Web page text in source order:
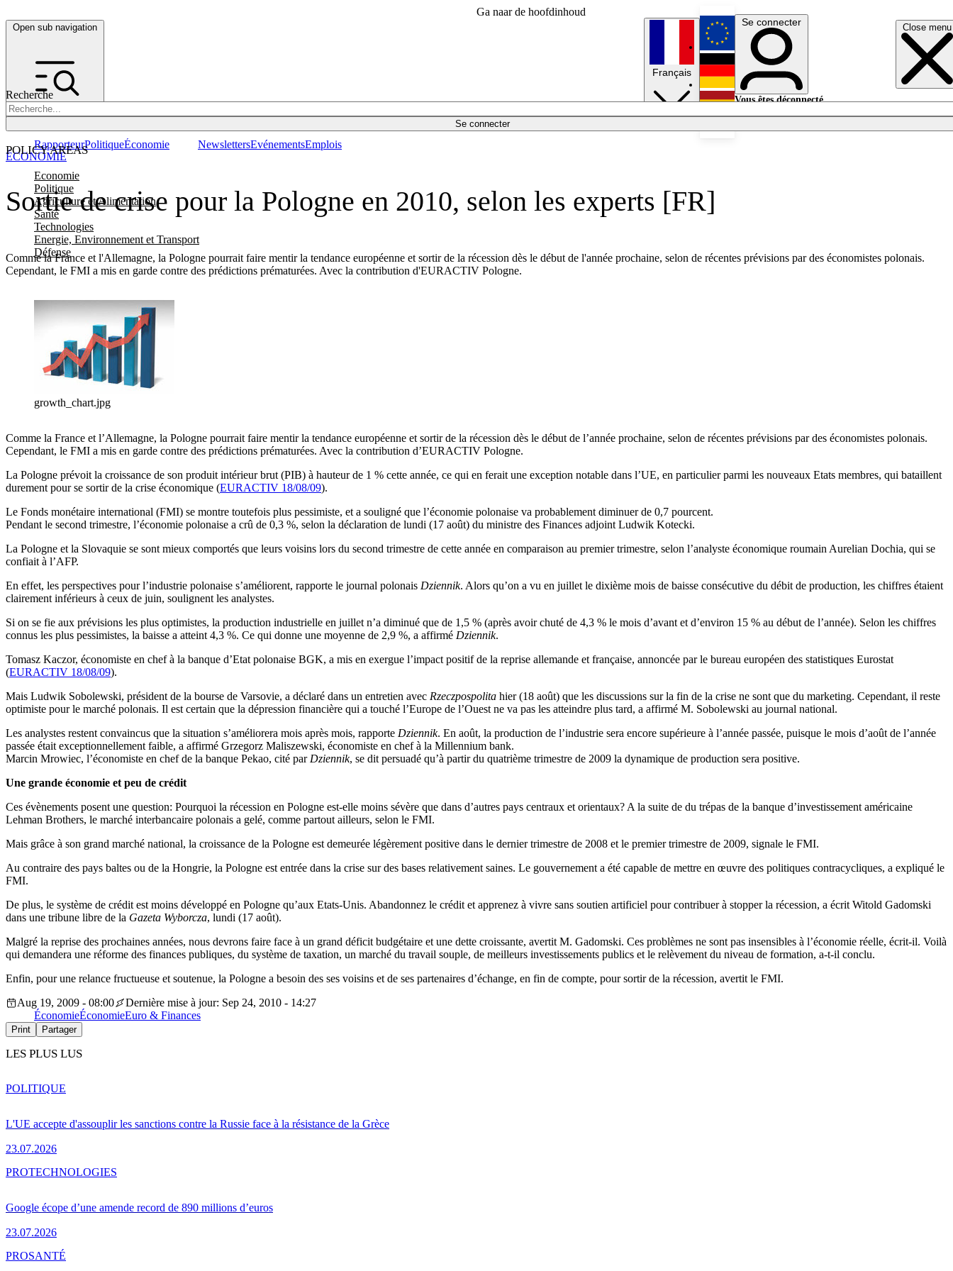
Ga naar de hoofdinhoud
Open sub navigation Close menu
Recherche
Se connecter
POLICY AREAS
Economie
Politique
Agriculture et Alimentation
Santé
Technologies
Energie, Environnement et Transport
Défense
RapporteurPolitiqueÉconomie NewslettersEvénementsEmplois
Français
English
Deutsch
Se connecter
Vous êtes déconnecté.
Sortie de crise pour la Pologne en 2010, selon les experts [FR]
Comme la France et l'Allemagne, la Pologne pourrait faire mentir la tendance européenne et sortir de la récession dès le début de l'année prochaine, selon de récentes prévisions par des économistes polonais.
Cependant, le FMI a mis en garde contre des prédictions prématurées. Avec la contribution d'EURACTIV Pologne.
ÉCONOMIE
growth_chart.jpg
Comme la France et l’Allemagne, la Pologne pourrait faire mentir la tendance européenne et sortir de la récession dès le début de l’année prochaine, selon de récentes prévisions par des économistes polonais.
Cependant, le FMI a mis en garde contre des prédictions prématurées. Avec la contribution d’EURACTIV Pologne.
La Pologne prévoit la croissance de son produit intérieur brut (PIB) à hauteur de 1 % cette année, ce qui en ferait une exception notable dans l’UE, en particulier parmi les nouveaux Etats membres, qui bataillent
durement pour se sortir de la crise économique (EURACTIV 18/08/09).
Le Fonds monétaire international (FMI) se montre toutefois plus pessimiste, et a souligné que l’économie polonaise va probablement diminuer de 0,7 pourcent.
Pendant le second trimestre, l’économie polonaise a crû de 0,3 %, selon la déclaration de lundi (17 août) du ministre des Finances adjoint Ludwik Kotecki.
La Pologne et la Slovaquie se sont mieux comportés que leurs voisins lors du second trimestre de cette année en comparaison au premier trimestre, selon l’analyste économique roumain Aurelian Dochia, qui se
confiait à l’AFP.
En effet, les perspectives pour l’industrie polonaise s’améliorent, rapporte le journal polonais Dziennik. Alors qu’on a vu en juillet le dixième mois de baisse consécutive du débit de production, les chiffres étaient
clairement inférieurs à ceux de juin, soulignent les analystes.
Si on se fie aux prévisions les plus optimistes, la production industrielle en juillet n’a diminué que de 1,5 % (après avoir chuté de 4,3 % le mois d’avant et d’environ 15 % au début de l’année). Selon les chiffres
connus les plus pessimistes, la baisse a atteint 4,3 %. Ce qui donne une moyenne de 2,9 %, a affirmé Dziennik.
Tomasz Kaczor, économiste en chef à la banque d’Etat polonaise BGK, a mis en exergue l’impact positif de la reprise allemande et française, annoncée par le bureau européen des statistiques Eurostat
(EURACTIV 18/08/09).
Mais Ludwik Sobolewski, président de la bourse de Varsovie, a déclaré dans un entretien avec Rzeczpospolita hier (18 août) que les discussions sur la fin de la crise ne sont que du marketing. Cependant, il reste
optimiste pour le marché polonais. Il est certain que la dépression financière qui a touché l’Europe de l’Ouest ne va pas les atteindre plus tard, a affirmé M. Sobolewski au journal national.
Les analystes restent convaincus que la situation s’améliorera mois après mois, rapporte Dziennik. En août, la production de l’industrie sera encore supérieure à l’année passée, puisque le mois d’août de l’année
passée était exceptionnellement faible, a affirmé Grzegorz Maliszewski, économiste en chef à la Millennium bank.
Marcin Mrowiec, l’économiste en chef de la banque Pekao, cité par Dziennik, se dit persuadé qu’à partir du quatrième trimestre de 2009 la dynamique de production sera positive.
Une grande économie et peu de crédit
Ces évènements posent une question: Pourquoi la récession en Pologne est-elle moins sévère que dans d’autres pays centraux et orientaux? A la suite de du trépas de la banque d’investissement américaine
Lehman Brothers, le marché interbancaire polonais a gelé, comme partout ailleurs, selon le FMI.
Mais grâce à son grand marché national, la croissance de la Pologne est demeurée légèrement positive dans le dernier trimestre de 2008 et le premier trimestre de 2009, signale le FMI.
Au contraire des pays baltes ou de la Hongrie, la Pologne est entrée dans la crise sur des bases relativement saines. Le gouvernement a été capable de mettre en œuvre des politiques contracycliques, a expliqué le
FMI.
De plus, le système de crédit est moins développé en Pologne qu’aux Etats-Unis. Abandonnez le crédit et apprenez à vivre sans soutien artificiel pour contribuer à stopper la récession, a écrit Witold Gadomski
dans une tribune libre de la Gazeta Wyborcza, lundi (17 août).
Malgré la reprise des prochaines années, nous devrons faire face à un grand déficit budgétaire et une dette croissante, avertit M. Gadomski. Ces problèmes ne sont pas insensibles à l’économie réelle, écrit-il. Voilà
qui demandera une réforme des finances publiques, du système de taxation, un marché du travail souple, de meilleurs investissements publics et le relèvement du niveau de formation, a-t-il conclu.
Enfin, pour une relance fructueuse et soutenue, la Pologne a besoin des ses voisins et de ses partenaires d’échange, en fin de compte, pour sortir de la récession, avertit le FMI.
Aug 19, 2009 - 08:00
Dernière mise à jour: Sep 24, 2010 - 14:27
ÉconomieÉconomieEuro & Finances
Print Partager
LES PLUS LUS
L'UE accepte d'assouplir les sanctions contre la Russie face à la résistance de la Grèce
23.07.2026
POLITIQUE
Google écope d’une amende record de 890 millions d’euros
23.07.2026
PROTECHNOLOGIES
PROSANTÉ